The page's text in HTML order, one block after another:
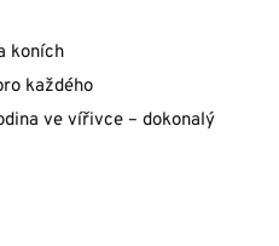
koních
každého
ve vířivce – dokonalý